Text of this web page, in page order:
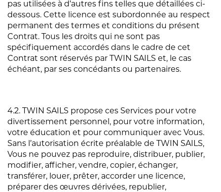
pas utilisées à d’autres fins telles que détaillées ci-
dessous. Cette licence est subordonnée au respect
permanent des termes et conditions du présent
Contrat. Tous les droits qui ne sont pas
spécifiquement accordés dans le cadre de cet
Contrat sont réservés par TWIN SAILS et, le cas
échéant, par ses concédants ou partenaires.
4.2. TWIN SAILS propose ces Services pour votre
divertissement personnel, pour votre information,
votre éducation et pour communiquer avec Vous.
Sans l’autorisation écrite préalable de TWIN SAILS,
Vous ne pouvez pas reproduire, distribuer, publier,
modifier, afficher, vendre, copier, échanger,
transférer, louer, prêter, accorder une licence,
préparer des œuvres dérivées, republier,